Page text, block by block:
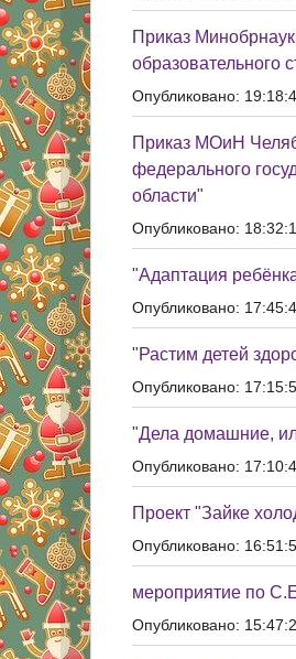
Приказ
образовательного
Опубликовано:
Приказ МОиН
федерального
области"
Опубликовано:
"Адаптация
Опубликовано:
"Растим детей
Опубликовано:
"Дела домашние,
Опубликовано:
Проект "Зайке
Опубликовано:
мероприятие по
Опубликовано: